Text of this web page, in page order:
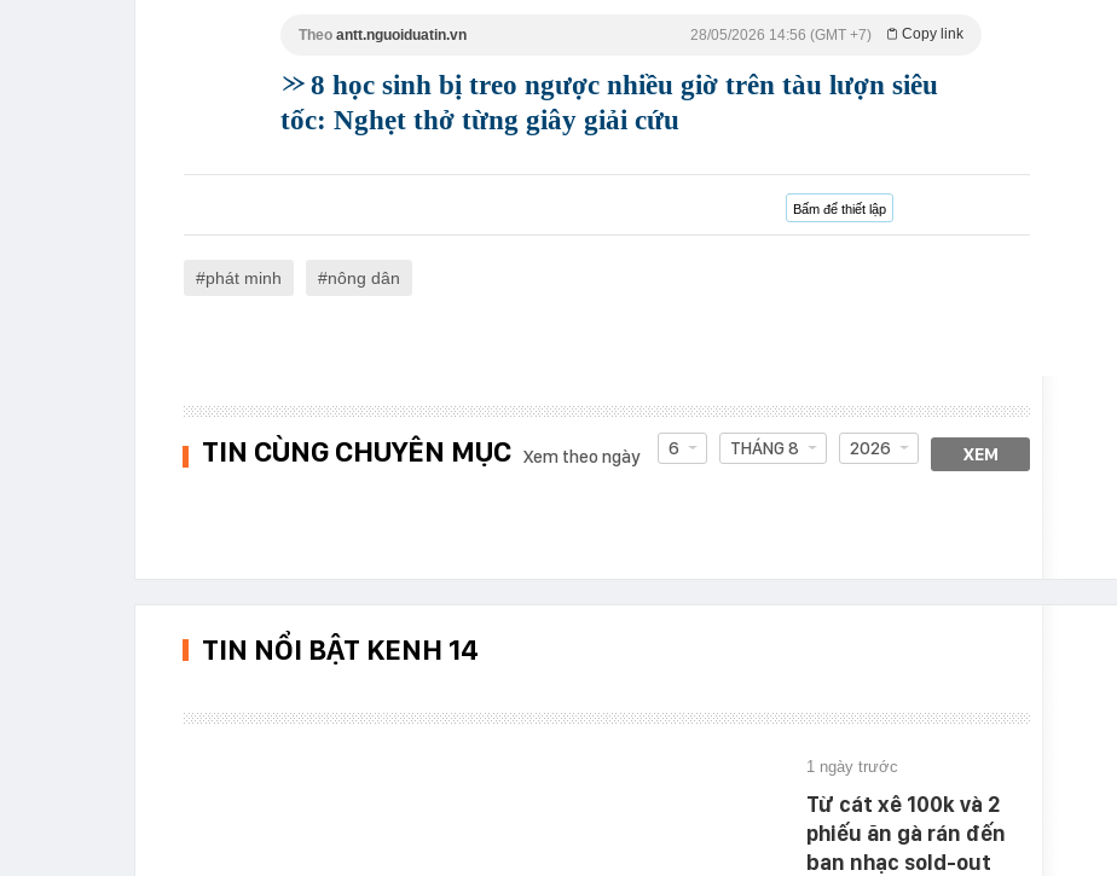
Theo antt.nguoiduatin.vn Copy link
28/05/2026 14:56 (GMT +7)
8 học sinh bị treo ngược nhiều giờ trên tàu lượn siêu
tốc: Nghẹt thở từng giây giải cứu
Bấm để thiết lập
phát minh nông dân
TIN CÙNG CHUYÊN MỤC Xem theo ngày 6 THÁNG 8 2026 XEM
TIN NỔI BẬT KENH 14
1 ngày trước
Từ cát xê 100k và 2
phiếu ăn gà rán đến
ban nhạc sold-out